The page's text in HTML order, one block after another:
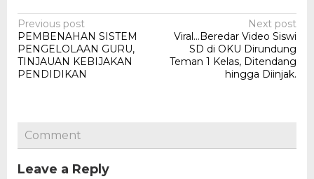
Post
navigation
Previous post
PEMBENAHAN SISTEM
PENGELOLAAN GURU,
TINJAUAN KEBIJAKAN
PENDIDIKAN
Next post
Viral…Beredar Video Siswi
SD di OKU Dirundung
Teman 1 Kelas, Ditendang
hingga Diinjak.
Comment
Leave a Reply